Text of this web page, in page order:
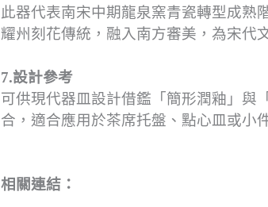
此器代表南宋中期龍泉窯青瓷轉型成熟
耀州刻花傳統，融入南方審美，為宋代
7.設計參考
可供現代器皿設計借鑑「簡形潤釉」與
合，適合應用於茶席托盤、點心皿或小
相關連結：